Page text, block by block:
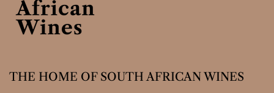
THE HOME OF SOUTH AFRICAN WINES